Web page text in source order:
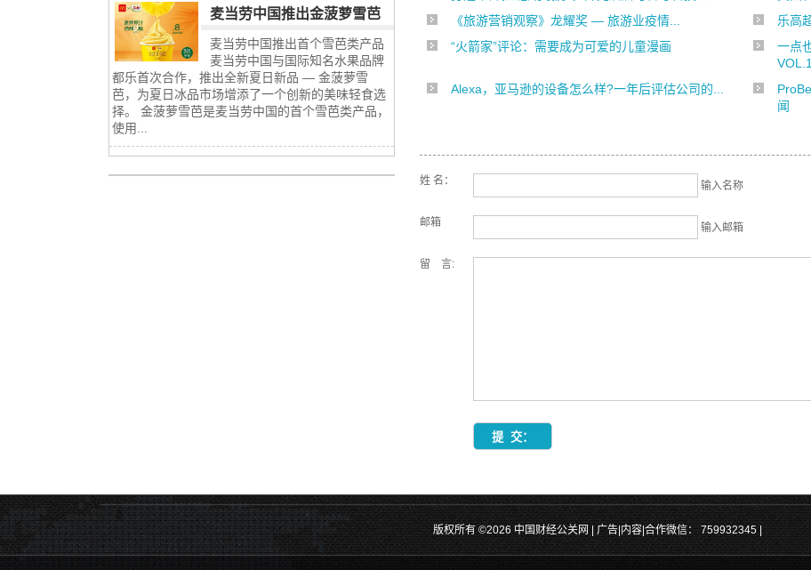
麦当劳中国推出金菠萝雪芭
麦当劳中国推出首个雪芭类产品
麦当劳中国与国际知名水果品牌
都乐首次合作，推出全新夏日新品 — 金菠萝雪
芭，为夏日冰品市场增添了一个创新的美味轻食选
择。 金菠萝雪芭是麦当劳中国的首个雪芭类产品，
使用...
《旅游营销观察》龙耀奖 — 旅游业疫情...
乐高
“火箭家”评论：需要成为可爱的儿童漫画
一点
Alexa，亚马逊的设备怎么样?一年后评估公司的...
闻
姓 名： 输入名称
邮箱 输入邮箱
留 言:
版权所有 ©2026 中国财经公关网 | 广告|内容|合作微信：759932345|